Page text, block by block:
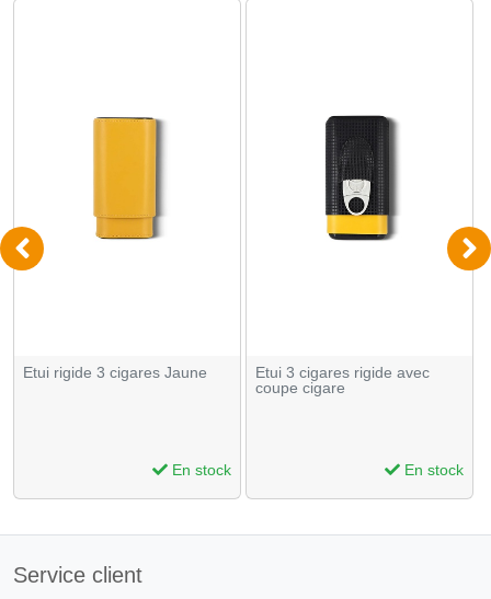
Etui rigide 3 cigares Jaune
En stock
Etui 3 cigares rigide avec
coupe cigare
En stock
Service client